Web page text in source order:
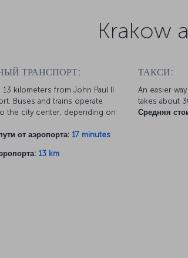
Krakow
ТРАНСПОРТ:
kilometers from John Paul II
Buses and trains operate
the city center, depending on
от аэропорта: 17 minutes
13 km
ТАКСИ:
An easier
takes about
Средняя